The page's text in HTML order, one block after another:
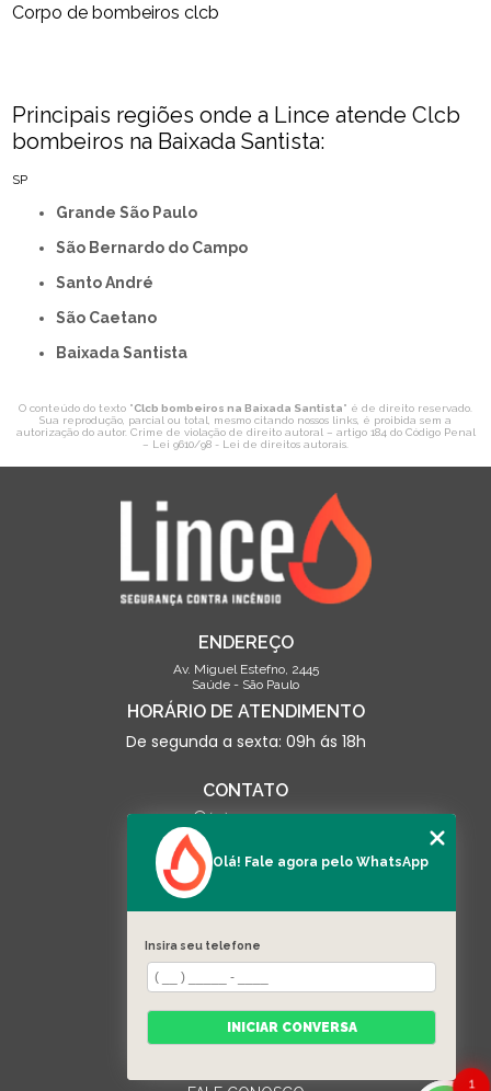
Corpo de bombeiros clcb
Principais regiões onde a Lince atende Clcb
bombeiros na Baixada Santista:
SP
Grande São Paulo
São Bernardo do Campo
Santo André
São Caetano
Baixada Santista
O conteúdo do texto "Clcb bombeiros na Baixada Santista" é de direito reservado.
Sua reprodução, parcial ou total, mesmo citando nossos links, é proibida sem a
autorização do autor. Crime de violação de direito autoral – artigo 184 do Código Penal
– Lei 9610/98 - Lei de direitos autorais
ENDEREÇO
Av. Miguel Estefno, 2445
Saúde - São Paulo
HORÁRIO DE ATENDIMENTO
De segunda a sexta: 09h ás 18h
CONTATO
(13) 3500-0703
contato@linceseguranca.com.br
SIGA-NOS
MENU
HOME
QUEM SOMOS
SERVIÇOS
1
Olá! Fale agora pelo WhatsApp
Insira seu telefone
INICIAR CONVERSA